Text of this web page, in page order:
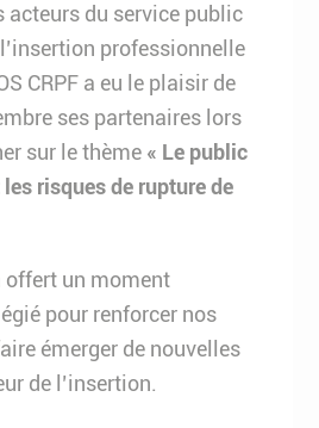
acteurs du service public
professionnelle
CRPF a eu le plaisir de
ses partenaires lors
sur le thème « Le public
risques de rupture de
offert un moment
pour renforcer nos
émerger de nouvelles
de l’insertion.